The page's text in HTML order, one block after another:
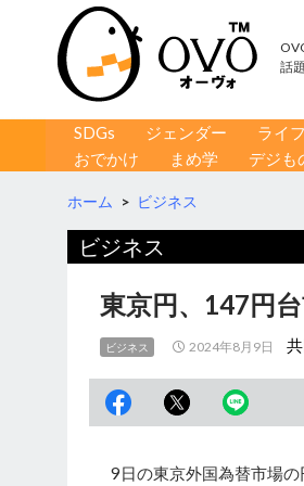
話
コンテンツへ移動
SDGs ジェンダー ライ
おでかけ
まめ学 デジも
ホーム > ビジネス
ビジネス
東京円、147円
ビジネス 2024年8月9日
9日の東京外国為替市場